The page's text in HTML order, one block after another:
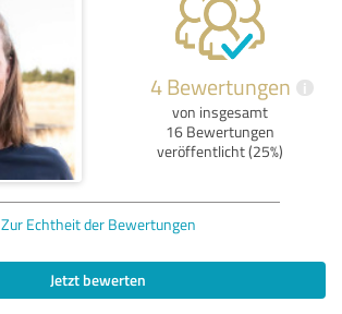
4 Bewertungen i
von insgesamt
16 Bewertungen
veröffentlicht (25%)
Zur Echtheit der Bewertungen
Jetzt bewerten